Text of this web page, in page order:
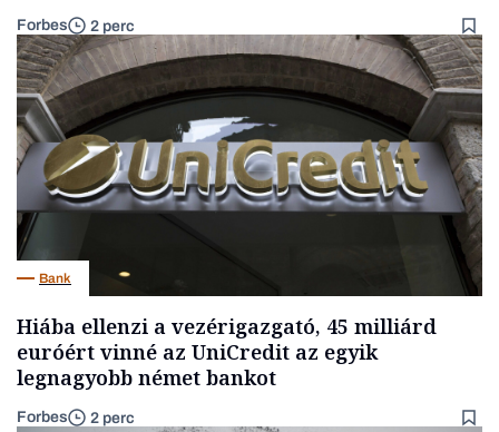
Forbes 2 perc
Bank
Hiába ellenzi a vezérigazgató, 45 milliárd
euróért vinné az UniCredit az egyik
legnagyobb német bankot
Forbes 2 perc